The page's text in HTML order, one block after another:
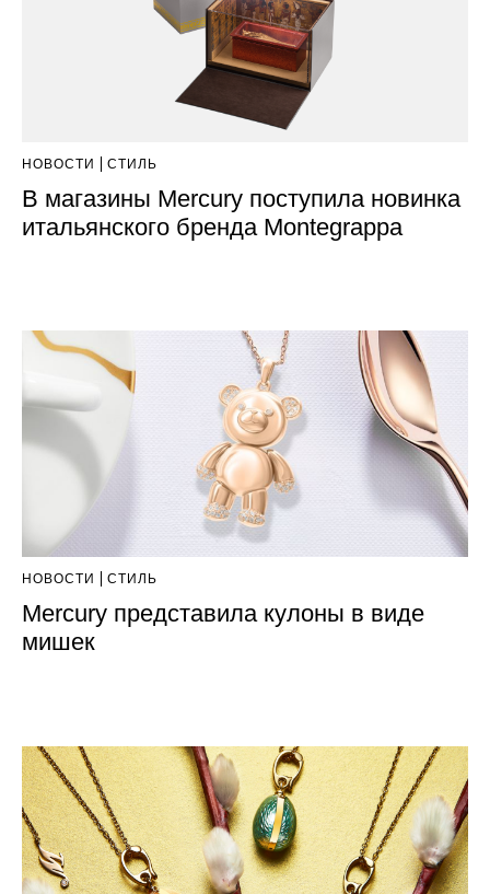
НОВОСТИ СТИЛЬ
В магазины Mercury поступила новинка
итальянского бренда Montegrappa
НОВОСТИ СТИЛЬ
Mercury представила кулоны в виде
мишек